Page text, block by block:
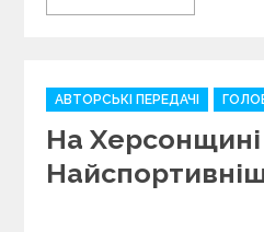
C
a
e
g
АВТОРСЬКІ ПЕРЕДАЧІ
На